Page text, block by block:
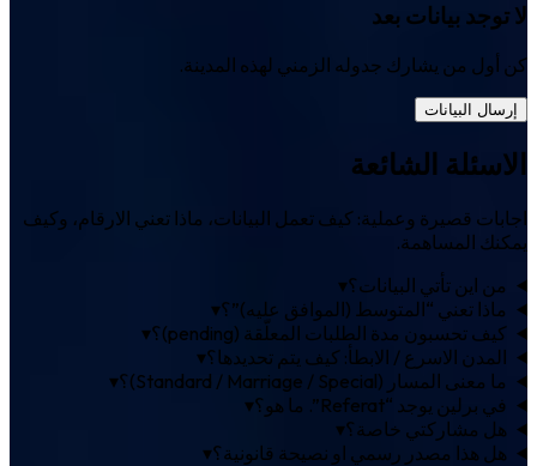
لا توجد بيانات بعد
كن أول من يشارك جدوله الزمني لهذه المدينة.
إرسال البيانات
الاسئلة الشائعة
اجابات قصيرة وعملية: كيف تعمل البيانات، ماذا تعني الارقام، وكيف
يمكنك المساهمة.
من اين تأتي البيانات؟▾
ماذا تعني “المتوسط (الموافق عليه)”؟▾
كيف تحسبون مدة الطلبات المعلّقة (pending)؟
▾
المدن الاسرع / الابطأ: كيف يتم تحديدها؟▾
ما معنى المسار (Standard / Marriage / Special)؟
▾
في برلين يوجد “Referat”. ما هو؟
▾
هل مشاركتي خاصة؟▾
هل هذا مصدر رسمي او نصيحة قانونية؟▾